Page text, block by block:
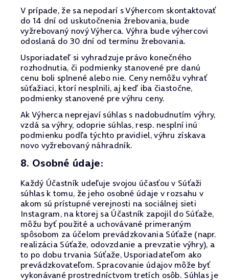
V prípade, že sa nepodarí s Výhercom skontaktovať
do 14 dní od uskutočnenia žrebovania, bude
vyžrebovaný nový Výherca. Výhra bude výhercovi
odoslaná do 30 dní od termínu žrebovania.
Usporiadateľ si vyhradzuje právo konečného
rozhodnutia, či podmienky stanovené pre danú
cenu boli splnené alebo nie. Ceny nemôžu vyhrať
súťažiaci, ktorí nesplnili, aj keď iba čiastočne,
podmienky stanovené pre výhru ceny.
Ak Výherca neprejaví súhlas s nadobudnutím výhry,
vzdá sa výhry, odoprie súhlas, resp. nesplní inú
podmienku podľa týchto pravidiel, výhru získava
novo vyžrebovaný náhradník.
8. Osobné údaje:
Každý Účastník udeľuje svojou účasťou v Súťaži
súhlas k tomu, že jeho osobné údaje v rozsahu v
akom sú prístupné verejnosti na sociálnej sieti
Instagram, na ktorej sa Účastník zapojil do Súťaže,
môžu byť použité a uchovávané primeraným
spôsobom za účelom prevádzkovania Súťaže (napr.
realizácia Súťaže, odovzdanie a prevzatie výhry), a
to po dobu trvania Súťaže, Usporiadateľom ako
prevádzkovateľom. Spracovanie údajov môže byť
vykonávané prostredníctvom tretích osôb. Súhlas je